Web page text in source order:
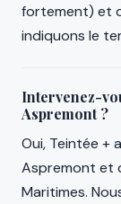
fortement) et
indiquons le
Intervenez-
Aspremont ?
Oui, Teintée +
Aspremont et
Maritimes.